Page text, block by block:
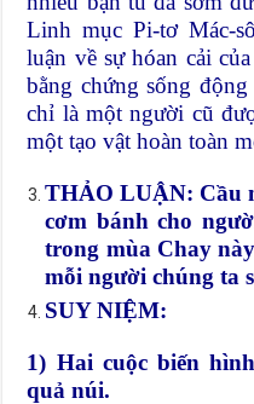
Linh mục Pi-tơ Mác-
luận về sự hóan cải
bằng chứng sống
chỉ là một người cũ
một tạo vật hoàn toàn
THẢO LUẬN: Cầu
cơm bánh cho
trong mùa Chay
mỗi người chúng ta
SUY NIỆM:
1) Hai cuộc biến
quả núi.